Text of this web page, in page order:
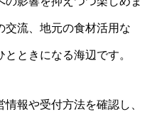
交流、地元の食材活用な
ときになる海辺です。
報や受付方法を確認し、